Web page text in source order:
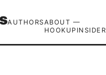
AUTHORSABOUT —